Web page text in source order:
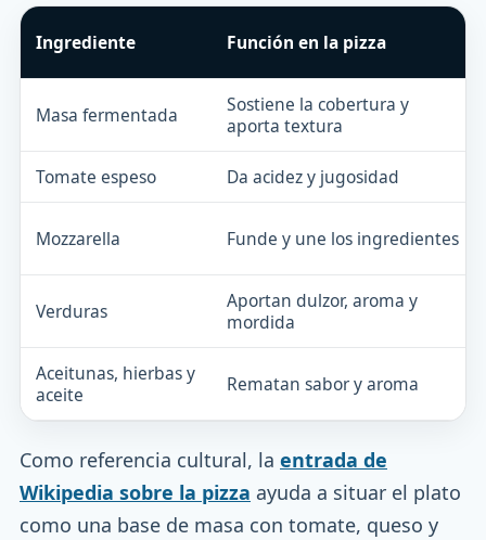
Ingrediente Función en la pizza
Masa fermentada
Sostiene la cobertura y
aporta textura
Tomate espeso Da acidez y jugosidad
Mozzarella Funde y une los ingredientes
Verduras
Aportan dulzor, aroma y
mordida
Aceitunas, hierbas y
aceite
Rematan sabor y aroma
Como referencia cultural, la entrada de
Wikipedia sobre la pizza ayuda a situar el plato
como una base de masa con tomate, queso y